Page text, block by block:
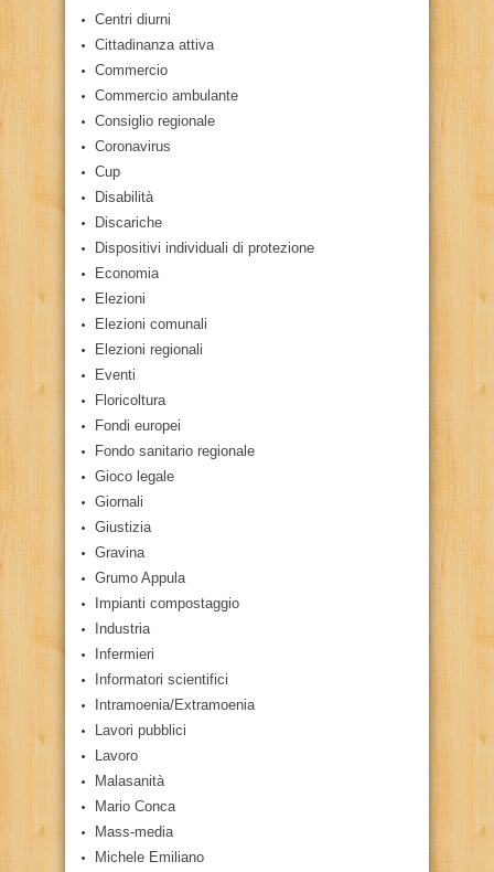
Centri diurni
Cittadinanza attiva
Commercio
Commercio ambulante
Consiglio regionale
Coronavirus
Cup
Disabilità
Discariche
Dispositivi individuali di protezione
Economia
Elezioni
Elezioni comunali
Elezioni regionali
Eventi
Floricoltura
Fondi europei
Fondo sanitario regionale
Gioco legale
Giornali
Giustizia
Gravina
Grumo Appula
Impianti compostaggio
Industria
Infermieri
Informatori scientifici
Intramoenia/Extramoenia
Lavori pubblici
Lavoro
Malasanità
Mario Conca
Mass-media
Michele Emiliano